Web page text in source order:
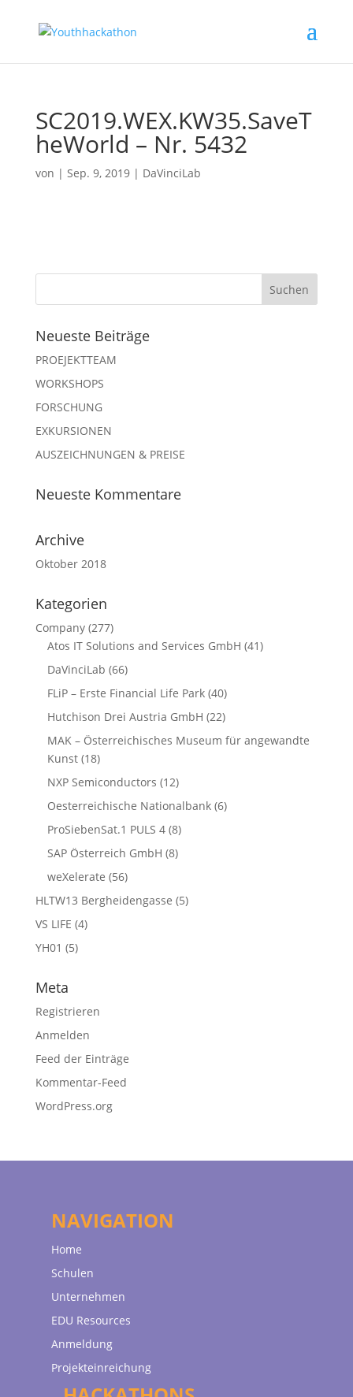
SC2019.WEX.KW35.SaveT
heWorld – Nr. 5432
von | Sep. 9, 2019| DaVinciLab
Neueste Beiträge
PROEJEKTTEAM
WORKSHOPS
FORSCHUNG
EXKURSIONEN
AUSZEICHNUNGEN & PREISE
Neueste Kommentare
Archive
Oktober 2018
Kategorien
Company(277)
Atos IT Solutions and Services GmbH (41)
DaVinciLab (66)
FLiP – Erste Financial Life Park(40)
Hutchison Drei Austria GmbH (22)
MAK – Österreichisches Museum für angewandte
Kunst(18)
NXP Semiconductors (12)
Oesterreichische Nationalbank(6)
ProSiebenSat.1 PULS 4(8)
SAP Österreich GmbH (8)
weXelerate (56)
HLTW13 Bergheidengasse (5)
VS LIFE (4)
YH01 (5)
Meta
Registrieren
Anmelden
Feed der Einträge
Kommentar-Feed
WordPress.org
NAVIGATION
Home
Schulen
Unternehmen
EDU Resources
Anmeldung
Projekteinreichung